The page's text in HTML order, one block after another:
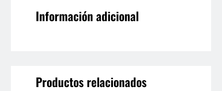
Información adicional
Productos relacionados